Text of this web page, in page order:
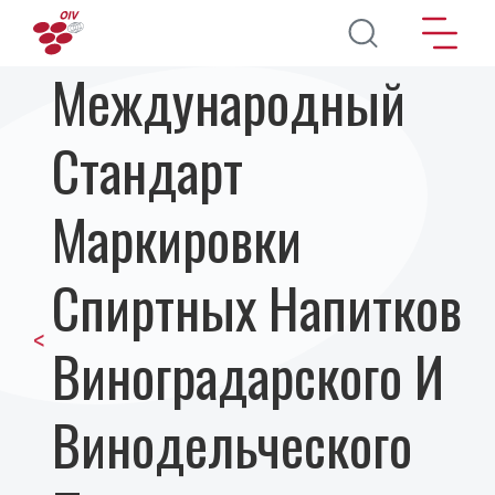
Перейти к основному содержанию
<
Международный
Стандарт
Маркировки
Спиртных Напитков
Виноградарского И
Винодельческого